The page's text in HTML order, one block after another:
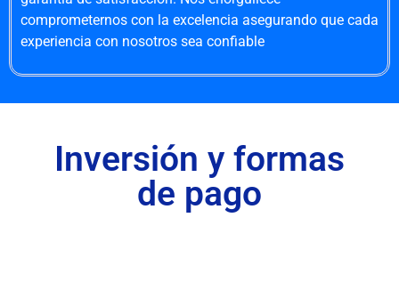
comprometernos con la excelencia asegurando que cada
experiencia con nosotros sea confiable
Inversión y formas
de pago